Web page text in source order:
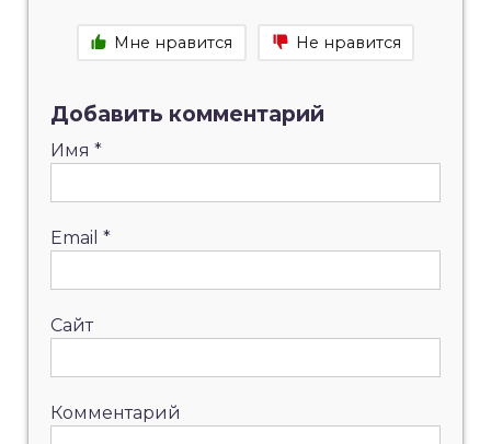
Мне нравится Не нравится
Добавить комментарий
Имя *
Email *
Сайт
Комментарий